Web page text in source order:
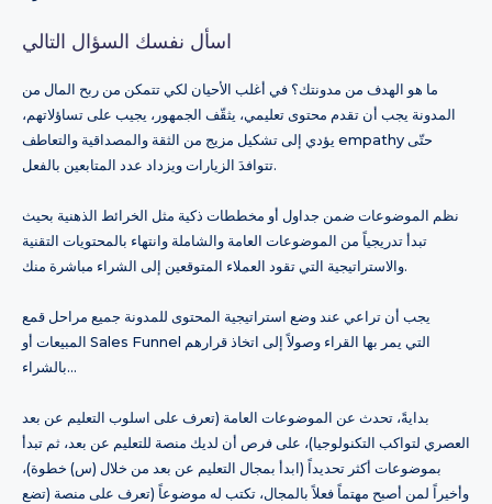
اسأل نفسك السؤال التالي
ما هو الهدف من مدونتك؟ في أغلب الأحيان لكي تتمكن من ربح المال من
المدونة يجب أن تقدم محتوى تعليمي، يثقّف الجمهور، يجيب على تساؤلاتهم،
يؤدي إلى تشكيل مزيج من الثقة والمصداقية والتعاطف empathy حتّى
تتوافدَ الزيارات ويزداد عدد المتابعين بالفعل.
نظم الموضوعات ضمن جداول أو مخططات ذكية مثل الخرائط الذهنية بحيث
تبدأ تدريجياً من الموضوعات العامة والشاملة وانتهاء بالمحتويات التقنية
والاستراتيجية التي تقود العملاء المتوقعين إلى الشراء مباشرة منك.
يجب أن تراعي عند وضع استراتيجية المحتوى للمدونة جميع مراحل قمع
المبيعات أو Sales Funnel التي يمر بها القراء وصولاً إلى اتخاذ قرارهم
بالشراء…
بدايةً، تحدث عن الموضوعات العامة (تعرف على اسلوب التعليم عن بعد
العصري لتواكب التكنولوجيا)، على فرص أن لديك منصة للتعليم عن بعد، ثم تبدأ
بموضوعات أكثر تحديداً (ابدأ بمجال التعليم عن بعد من خلال (س) خطوة)،
وأخيراً لمن أصبح مهتماً فعلاً بالمجال، تكتب له موضوعاً (تعرف على منصة (تضع